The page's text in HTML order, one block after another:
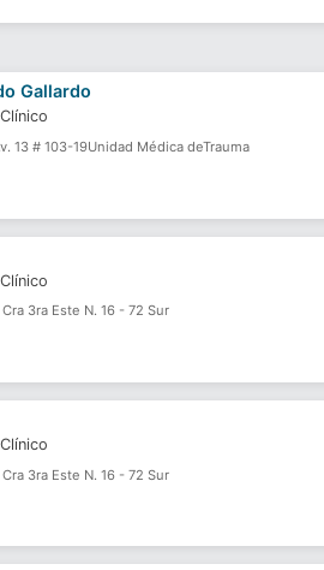
Gallardo
13 # 103-19Unidad Médica deTrauma
Cra 3ra Este N. 16 - 72 Sur
Cra 3ra Este N. 16 - 72 Sur